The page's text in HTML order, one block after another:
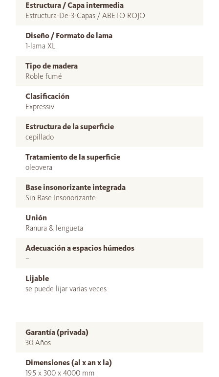
Estructura / Capa intermedia
Estructura-De-3-Capas / ABETO ROJO
Diseño / Formato de lama
1-lama XL
Tipo de madera
Roble fumé
Clasificación
Expressiv
Estructura de la superficie
cepillado
Tratamiento de la superficie
oleovera
Base insonorizante integrada
Sin Base Insonorizante
Unión
Ranura & lengüeta
Adecuación a espacios húmedos
–
Lijable
se puede lijar varias veces
Garantía (privada)
30 Años
Dimensiones (al x an x la)
19,5 x 300 x 4000 mm